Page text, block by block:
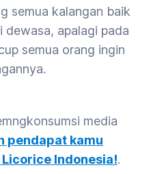
semua kalangan baik
dewasa, apalagi pada
semua orang ingin
media
pendapat kamu
Indonesia!.